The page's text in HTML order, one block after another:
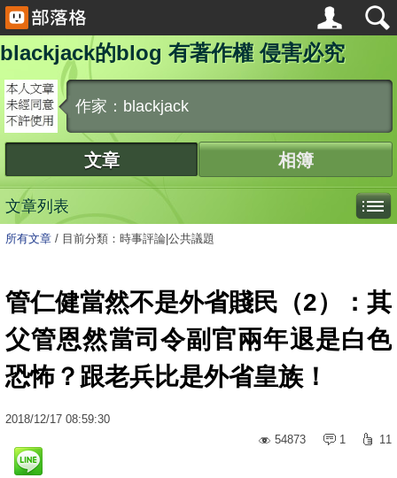
blackjack的blog 有著作權 侵害必究
作家：blackjack
文章 相簿
文章列表
所有文章 / 目前分類：時事評論|公共議題
管仁健當然不是外省賤民（2）：其
父管恩然當司令副官兩年退是白色
恐怖？跟老兵比是外省皇族！
2018/12/17 08:59:30
54873
1 11